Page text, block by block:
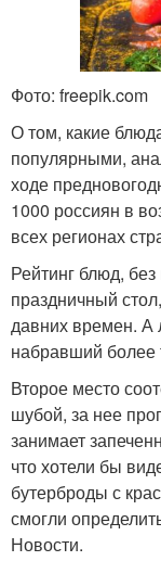
Фото: freepik.com
О том, какие
популярными,
ходе
1000 россиян в
всех регионах
Рейтинг блюд,
праздничный
давних времен. А
набравший более
Второе место
шубой, за нее
занимает
что хотели бы
бутерброды с
смогли
Новости.